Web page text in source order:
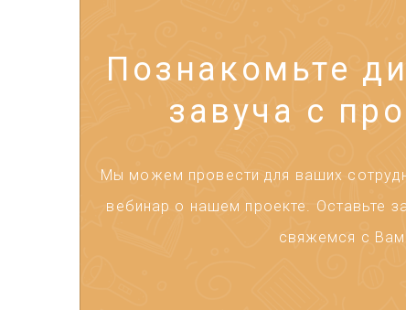
Познакомьте
завуча с
Мы можем провести для ваших
вебинар о нашем проекте. Оставьте
свяжемся с